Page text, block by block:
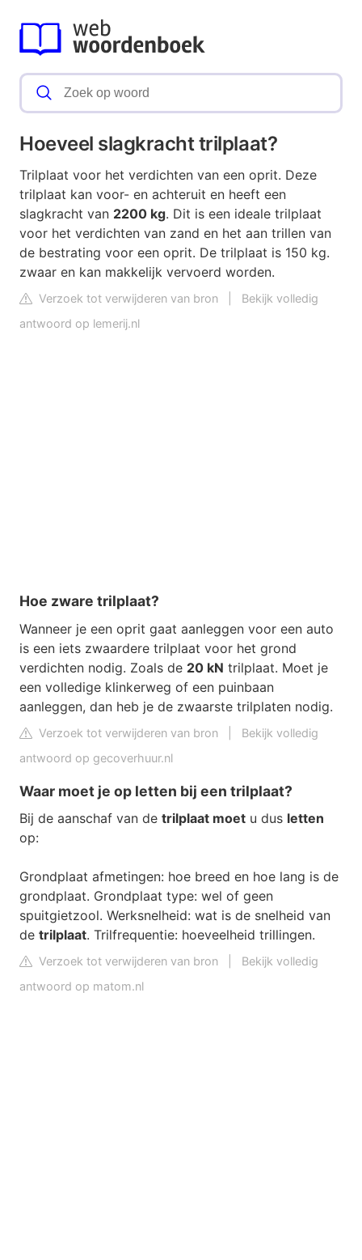
Hoeveel slagkracht trilplaat?
Trilplaat voor het verdichten van een oprit. Deze
trilplaat kan voor- en achteruit en heeft een
slagkracht van 2200 kg. Dit is een ideale trilplaat
voor het verdichten van zand en het aan trillen van
de bestrating voor een oprit. De trilplaat is 150 kg.
zwaar en kan makkelijk vervoerd worden.
Verzoek tot verwijderen van bron
Bekijk volledig
antwoord op lemerij.nl
Hoe zware trilplaat?
Wanneer je een oprit gaat aanleggen voor een auto
is een iets zwaardere trilplaat voor het grond
verdichten nodig. Zoals de 20 kN trilplaat. Moet je
een volledige klinkerweg of een puinbaan
aanleggen, dan heb je de zwaarste trilplaten nodig.
Verzoek tot verwijderen van bron
Bekijk volledig
antwoord op gecoverhuur.nl
Waar moet je op letten bij een trilplaat?
Bij de aanschaf van de trilplaat moet u dus letten
op:
Grondplaat afmetingen: hoe breed en hoe lang is de
grondplaat. Grondplaat type: wel of geen
spuitgietzool. Werksnelheid: wat is de snelheid van
de trilplaat. Trilfrequentie: hoeveelheid trillingen.
Verzoek tot verwijderen van bron
Bekijk volledig
antwoord op matom.nl